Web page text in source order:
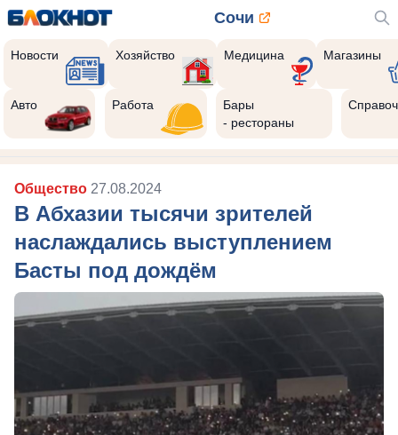
Сочи
Новости Хозяйство Медицина Магазины
Авто Работа
Бары
- рестораны
Общество 27.08.2024
В Абхазии тысячи зрителей
наслаждались выступлением
Басты под дождём